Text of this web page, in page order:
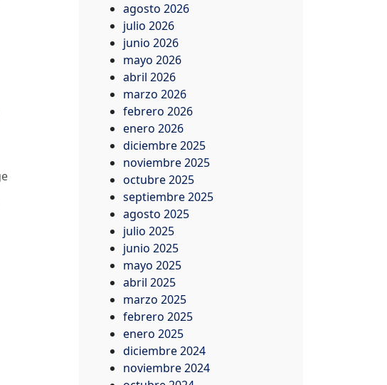
agosto 2026
julio 2026
junio 2026
mayo 2026
abril 2026
marzo 2026
febrero 2026
enero 2026
diciembre 2025
noviembre 2025
octubre 2025
septiembre 2025
agosto 2025
julio 2025
junio 2025
mayo 2025
abril 2025
marzo 2025
febrero 2025
enero 2025
diciembre 2024
noviembre 2024